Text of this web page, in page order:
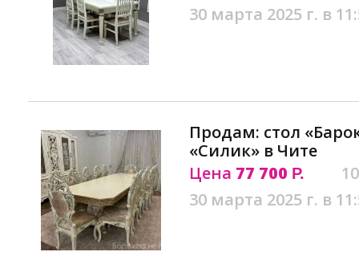
30 марта 2025 г. в
Продам: стол
«Силик» в Чите
Цена 77 700 Р.
30 марта 2025 г. в